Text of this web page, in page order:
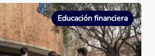
Educación financiera